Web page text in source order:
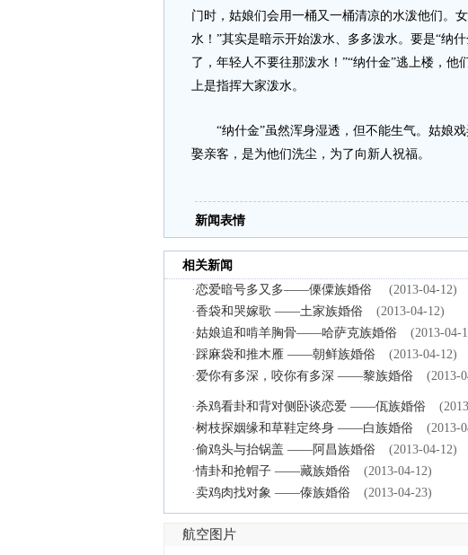
门时，姑娘们会用一桶又一桶清凉的水泼他们。
水！”其实是暗示开始泼水、多多泼水。要是“纳
了，年轻人不要往那泼水！”“纳什金”逃上楼，
上是指挥大家泼水。
“纳什金”虽然浑身湿透，但不能生气。姑娘戏
娶亲客，是为他们洗尘，为了向新人祝福。
新闻表情
相关新闻
·恋爱暗号多又多——傈僳族婚俗
(2013-04-12)
·香袋和哭嫁歌 ——土家族婚俗
(2013-04-12)
·姑娘追和啃羊胸骨——哈萨克族婚俗
(2013-04-
· 踩麻袋和推木雁 ——朝鲜族婚俗
(2013-04-12)
·爱你有多深，咬你有多深 ——黎族婚俗 (2013-
·杀鸡看卦和背对侧卧谈恋爱 ——佤族婚俗
·树枝探姻缘和草鞋定终身 ——白族婚俗
(2013-
·偷鸡头与抬锅盖 ——阿昌族婚俗
(2013-04-12)
·情卦和抢帽子 ——藏族婚俗
(2013-04-12)
·卖鸡肉找对象 ——傣族婚俗 (2013-04-23)
航空图片